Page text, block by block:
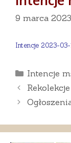
9 marca 2023
Intencje 2023-
Kategorie
Intencje